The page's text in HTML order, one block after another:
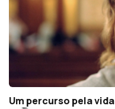
Um percurso pela